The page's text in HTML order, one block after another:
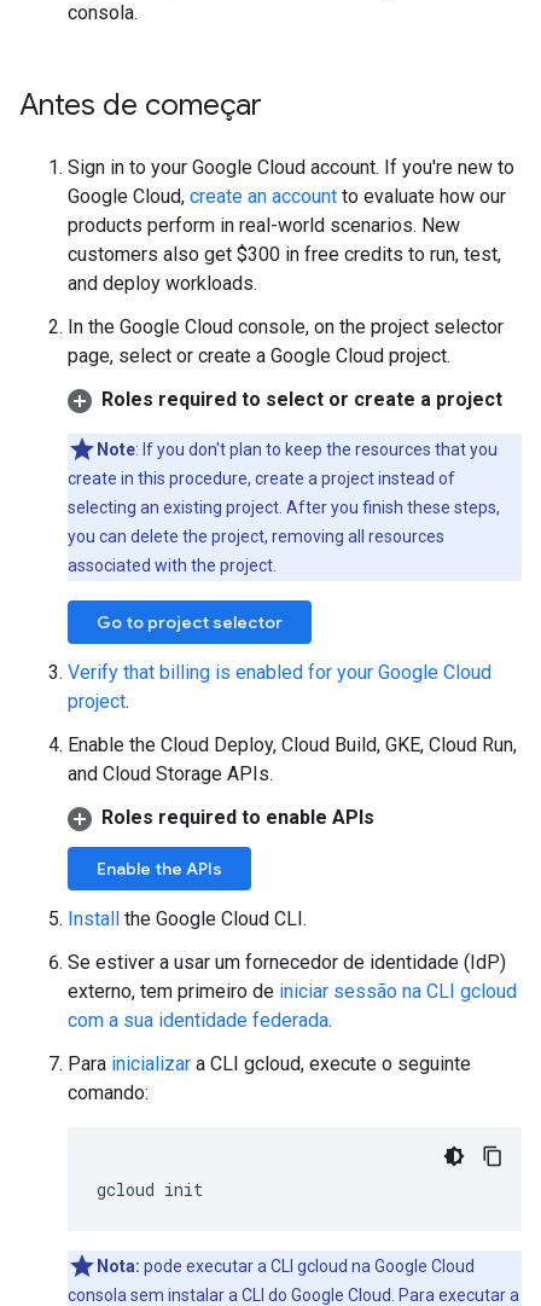
consola.
Antes de começar
Sign in to your Google Cloud account. If you're new to
Google Cloud, create an account to evaluate how our
products perform in real-world scenarios. New
customers also get $300 in free credits to run, test,
and deploy workloads.
In the Google Cloud console, on the project selector
page, select or create a Google Cloud project.
Roles required to select or create a project
Note: If you don't plan to keep the resources that you
create in this procedure, create a project instead of
selecting an existing project. After you finish these steps,
you can delete the project, removing all resources
associated with the project.
Go to project selector
Verify that billing is enabled for your Google Cloud
project.
Enable the Cloud Deploy, Cloud Build, GKE, Cloud Run,
and Cloud Storage APIs.
Roles required to enable APIs
Enable the APIs
Install the Google Cloud CLI.
Se estiver a usar um fornecedor de identidade (IdP)
externo, tem primeiro de iniciar sessão na CLI gcloud
com a sua identidade federada.
Para inicializar a CLI gcloud, execute o seguinte
comando:
gcloud init
Nota: pode executar a CLI gcloud na Google Cloud
consola sem instalar a CLI do Google Cloud. Para executar a